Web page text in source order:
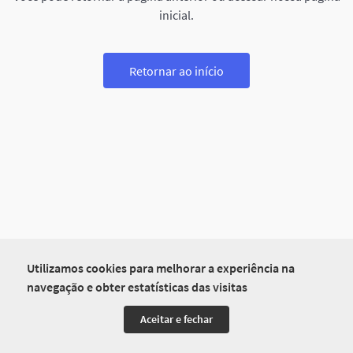
Utilizamos cookies para melhorar a experiência na
navegação e obter estatísticas das visitas
Aceitar e fechar
inicial.
Retornar ao início